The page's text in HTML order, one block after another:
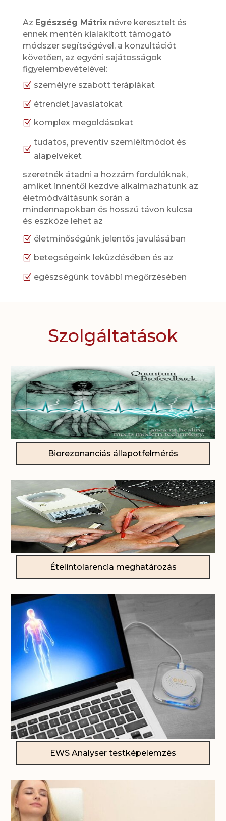
Az Egészség Mátrixnévre keresztelt és
ennek mentén kialakított támogató
módszer segítségével, a konzultációt
követően, az egyéni sajátosságok
figyelembevételével:
Z személyre szabott terápiákat
Z étrendet javaslatokat
Z komplex megoldásokat
Z
tudatos, preventív szemléltmódot és
alapelveket
szeretnék átadni a hozzám fordulóknak,
amiket innentől kezdve alkalmazhatunk az
életmódváltásunk során a
mindennapokban és hosszú távon kulcsa
és eszköze lehet az
Z életminőségünk jelentős javulásában
Z betegségeink leküzdésében és az
Z egészségünk további megőrzésében
Szolgáltatások
Biorezonanciás állapotfelmérés
Ételintolarencia meghatározás
EWS Analyser testképelemzés